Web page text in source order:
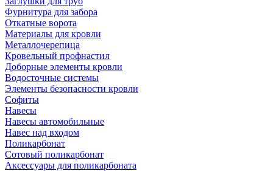
Фурнитура для забора
Откатные ворота
Материалы для кровли
Металлочерепица
Кровельный профнастил
Доборные элементы кровли
Водосточные системы
Элементы безопасности кровли
Софиты
Навесы
Навесы автомобильные
Навес над входом
Поликарбонат
Сотовый поликарбонат
Аксессуары для поликарбоната